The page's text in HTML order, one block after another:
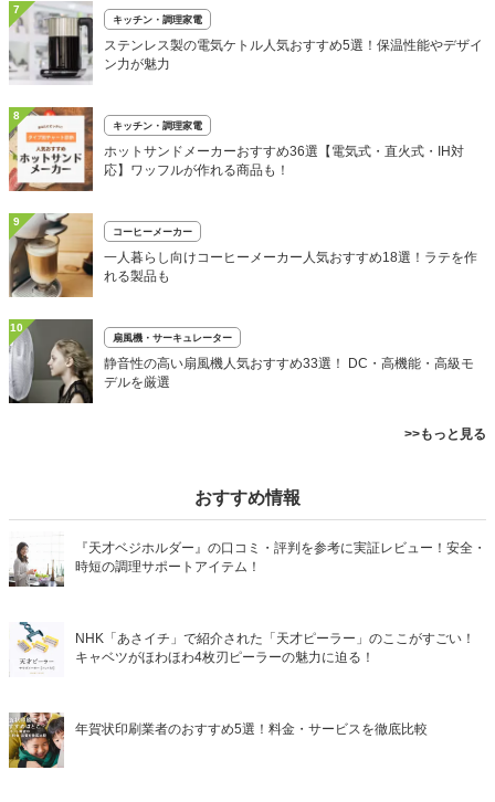
7
キッチン・調理家電
ステンレス製の電気ケトル人気おすすめ5選！保温性能やデザイ
ン力が魅力
8
キッチン・調理家電
ホットサンドメーカーおすすめ36選【電気式・直火式・IH対
応】ワッフルが作れる商品も！
9
コーヒーメーカー
一人暮らし向けコーヒーメーカー人気おすすめ18選！ラテを作
れる製品も
10
扇風機・サーキュレーター
静音性の高い扇風機人気おすすめ33選！ DC・高機能・高級モ
デルを厳選
>>もっと見る
おすすめ情報
『天才ベジホルダー』の口コミ・評判を参考に実証レビュー！安全・
時短の調理サポートアイテム！
NHK「あさイチ」で紹介された「天才ピーラー」のここがすごい！
キャベツがほわほわ4枚刃ピーラーの魅力に迫る！
年賀状印刷業者のおすすめ5選！料金・サービスを徹底比較